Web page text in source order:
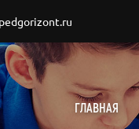
ГЛАВНАЯ